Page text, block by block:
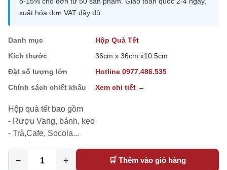
xuất hóa đơn VAT đầy đủ.
Danh mục
Hộp Quà Tết
Kích thước
36cm x 36cm x10.5cm
Đặt số lượng lớn
Hotline 0977.486.535
Chính sách chiết khấu
Xem chi tiết →
Hộp quà tết bao gồm
- Rượu Vang, bánh, kẹo
- Trà,Cafe, Socola...
− + 🛒 Thêm vào giỏ hàng